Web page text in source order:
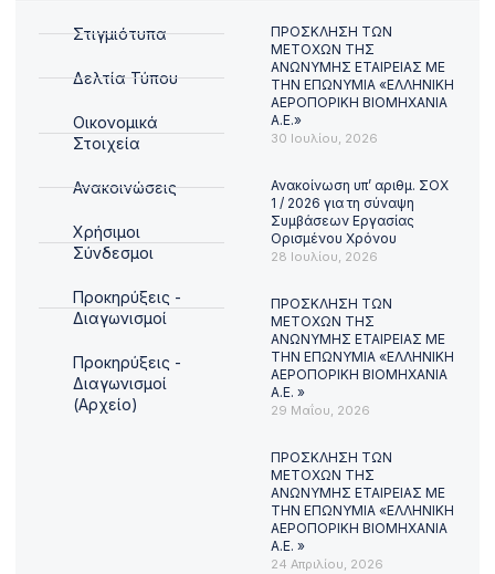
Στιγμιότυπα
Δελτία Τύπου
Οικονομικά
Στοιχεία
Ανακοινώσεις
Χρήσιμοι
Σύνδεσμοι
Προκηρύξεις -
Διαγωνισμοί
Προκηρύξεις -
Διαγωνισμοί
(Αρχείο)
ΠΡΟΣΚΛΗΣΗ ΤΩΝ
ΜΕΤΟΧΩΝ ΤΗΣ
ΑΝΩΝΥΜΗΣ ΕΤΑΙΡΕΙΑΣ ΜΕ
ΤΗΝ ΕΠΩΝΥΜΙΑ «ΕΛΛΗΝΙΚΗ
ΑΕΡΟΠΟΡΙΚΗ ΒΙΟΜΗΧΑΝΙΑ
Α.Ε.»
30 Ιουλίου, 2026
Ανακοίνωση υπ’ αριθμ. ΣΟΧ
1 / 2026 για τη σύναψη
Συμβάσεων Εργασίας
Ορισμένου Χρόνου
28 Ιουλίου, 2026
ΠΡΟΣΚΛΗΣΗ ΤΩΝ
ΜΕΤΟΧΩΝ ΤΗΣ
ΑΝΩΝΥΜΗΣ ΕΤΑΙΡΕΙΑΣ ΜΕ
ΤΗΝ ΕΠΩΝΥΜΙΑ «ΕΛΛΗΝΙΚΗ
ΑΕΡΟΠΟΡΙΚΗ ΒΙΟΜΗΧΑΝΙΑ
Α.Ε. »
29 Μαΐου, 2026
ΠΡΟΣΚΛΗΣΗ ΤΩΝ
ΜΕΤΟΧΩΝ ΤΗΣ
ΑΝΩΝΥΜΗΣ ΕΤΑΙΡΕΙΑΣ ΜΕ
ΤΗΝ ΕΠΩΝΥΜΙΑ «ΕΛΛΗΝΙΚΗ
ΑΕΡΟΠΟΡΙΚΗ ΒΙΟΜΗΧΑΝΙΑ
Α.Ε. »
24 Απριλίου, 2026